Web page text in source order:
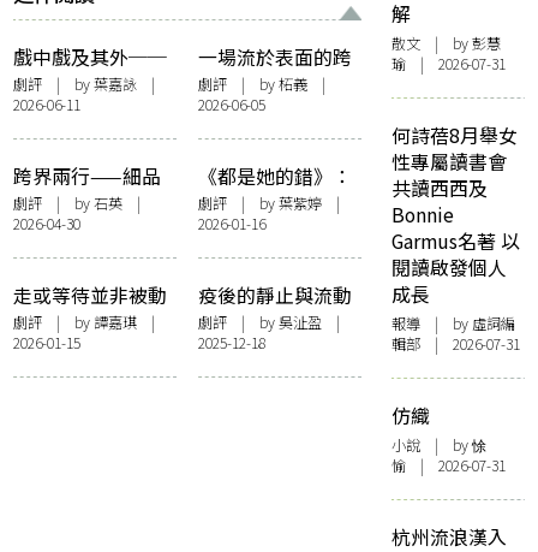
戲中戲及其外──
評新域劇團《小城
之春》
劇評 | by葉嘉詠 |
2026-06-11
一場流於表面的跨
界派對：評〈麥克
白夫人～詩〉
劇評| by 柘義 |
2026-06-05
跨界兩行——細品
《兩忘詠》
劇評 | by 石英 |
2026-04-30
《都是她的錯》：
到底是誰的錯？
劇評| by 葉紫婷 |
2026-01-16
走或等待並非被動
的選擇——評鄧樹
榮《等待果陀》舞
台劇
劇評 | by 譚嘉琪 |
2026-01-15
疫後的靜止與流動
——舞台劇《我在
隔離房⋯⋯》
劇評| by 吳沚盈 |
2025-12-18
解
散文 | by 彭慧
瑜 | 2026-07-31
何詩蓓8月舉女
性專屬讀書會
共讀西西及
Bonnie
Garmus名著 以
閱讀啟發個人
成長
報導 | by 虛詞編
輯部 | 2026-07-31
仿織
小說 | by 悇
愉 | 2026-07-31
杭州流浪漢入